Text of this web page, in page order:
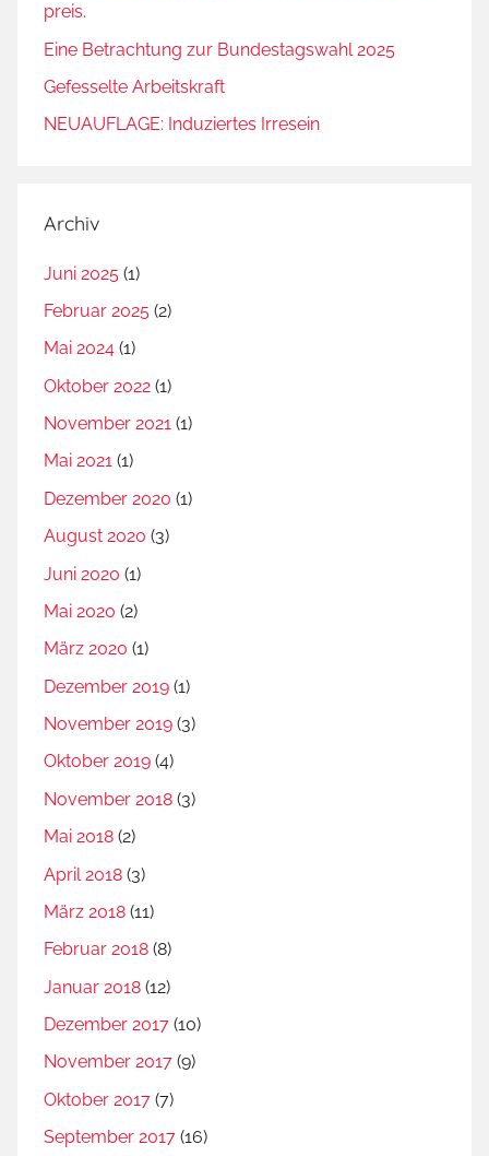
preis.
Eine Betrachtung zur Bundestagswahl 2025
Gefesselte Arbeitskraft
NEUAUFLAGE: Induziertes Irresein
Archiv
Juni 2025 (1)
Februar 2025 (2)
Mai 2024 (1)
Oktober 2022 (1)
November 2021 (1)
Mai 2021 (1)
Dezember 2020 (1)
August 2020 (3)
Juni 2020 (1)
Mai 2020 (2)
März 2020 (1)
Dezember 2019 (1)
November 2019 (3)
Oktober 2019 (4)
November 2018 (3)
Mai 2018 (2)
April 2018 (3)
März 2018 (11)
Februar 2018 (8)
Januar 2018 (12)
Dezember 2017 (10)
November 2017 (9)
Oktober 2017 (7)
September 2017 (16)